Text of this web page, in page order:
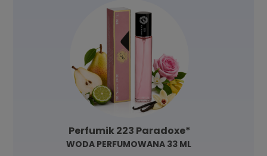
Perfumik 223 Paradoxe*
WODA PERFUMOWANA 33 ML